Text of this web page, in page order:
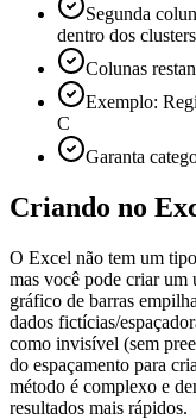
Segunda
dentro dos
Colunas
Exemplo:
C
Garanta
Criando no
O Excel não tem um
mas você pode criar um
gráfico de barras
dados fictícias/
como invisível (sem
do espaçamento para
método é complexo e
resultados mais rápidos.